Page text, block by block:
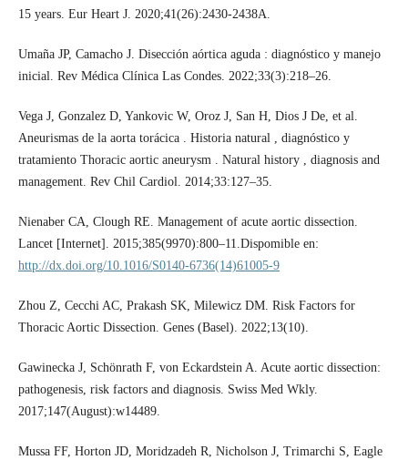
15 years. Eur Heart J. 2020;41(26):2430-2438A.
Umaña JP, Camacho J. Disección aórtica aguda : diagnóstico y manejo
inicial. Rev Médica Clínica Las Condes. 2022;33(3):218–26.
Vega J, Gonzalez D, Yankovic W, Oroz J, San H, Dios J De, et al.
Aneurismas de la aorta torácica . Historia natural , diagnóstico y
tratamiento Thoracic aortic aneurysm . Natural history , diagnosis and
management. Rev Chil Cardiol. 2014;33:127–35.
Nienaber CA, Clough RE. Management of acute aortic dissection.
Lancet [Internet]. 2015;385(9970):800–11.Dispomible en:
http://dx.doi.org/10.1016/S0140-6736(14)61005-9
Zhou Z, Cecchi AC, Prakash SK, Milewicz DM. Risk Factors for
Thoracic Aortic Dissection. Genes (Basel). 2022;13(10).
Gawinecka J, Schönrath F, von Eckardstein A. Acute aortic dissection:
pathogenesis, risk factors and diagnosis. Swiss Med Wkly.
2017;147(August):w14489.
Mussa FF, Horton JD, Moridzadeh R, Nicholson J, Trimarchi S, Eagle